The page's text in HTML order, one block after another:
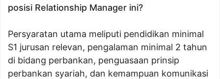
posisi Relationship Manager ini?
Persyaratan utama meliputi pendidikan minimal
S1 jurusan relevan, pengalaman minimal 2 tahun
di bidang perbankan, penguasaan prinsip
perbankan syariah, dan kemampuan komunikasi